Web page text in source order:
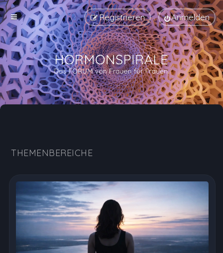
Anmelden
Registrieren